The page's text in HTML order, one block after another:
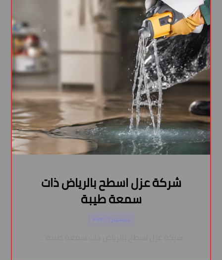
شركة عزل اسطح بالرياض ذات
سمعة طيبة
ديسمبر ٦, ٢٠٢٣